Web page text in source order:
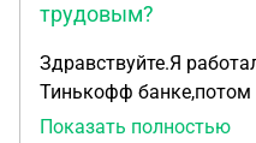
трудовым?
Здравствуйте.Я
Тинькофф банке,потом
заблокировал мою
Показать полностью